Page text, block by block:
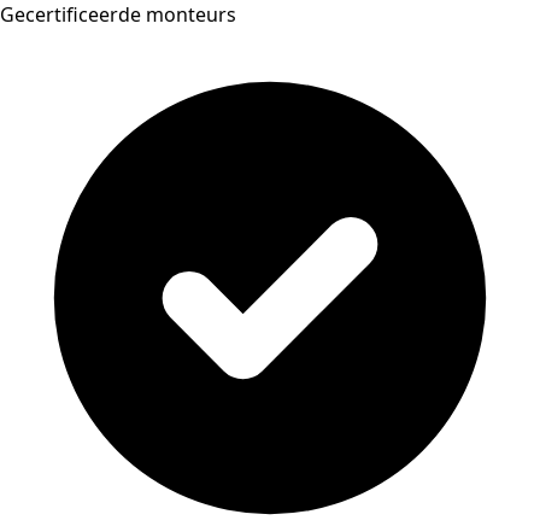
Gecertificeerde monteurs